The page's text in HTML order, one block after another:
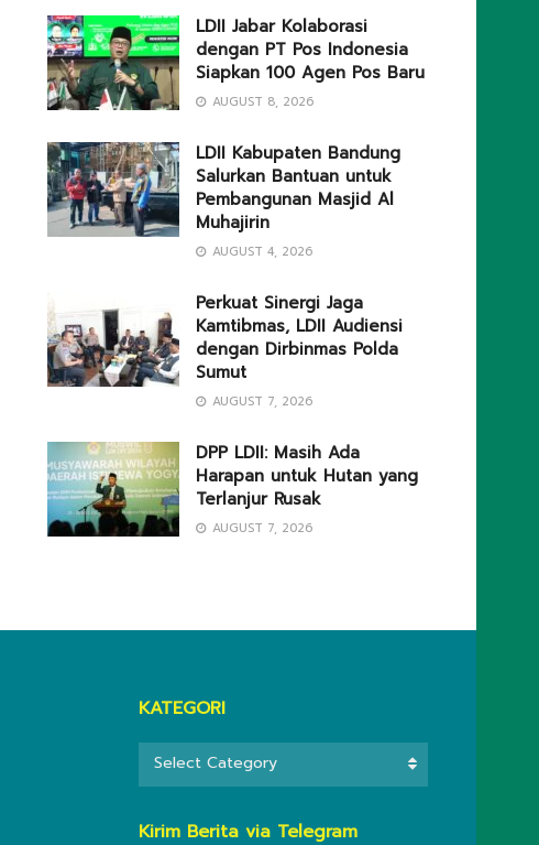
LDII Jabar Kolaborasi
dengan PT Pos Indonesia
Siapkan 100 Agen Pos Baru
AUGUST 8, 2026
LDII Kabupaten Bandung
Salurkan Bantuan untuk
Pembangunan Masjid Al
Muhajirin
AUGUST 4, 2026
Perkuat Sinergi Jaga
Kamtibmas, LDII Audiensi
dengan Dirbinmas Polda
Sumut
AUGUST 7, 2026
DPP LDII: Masih Ada
Harapan untuk Hutan yang
Terlanjur Rusak
AUGUST 7, 2026
KATEGORI
KATEGORI
Select Category
Kirim Berita via Telegram